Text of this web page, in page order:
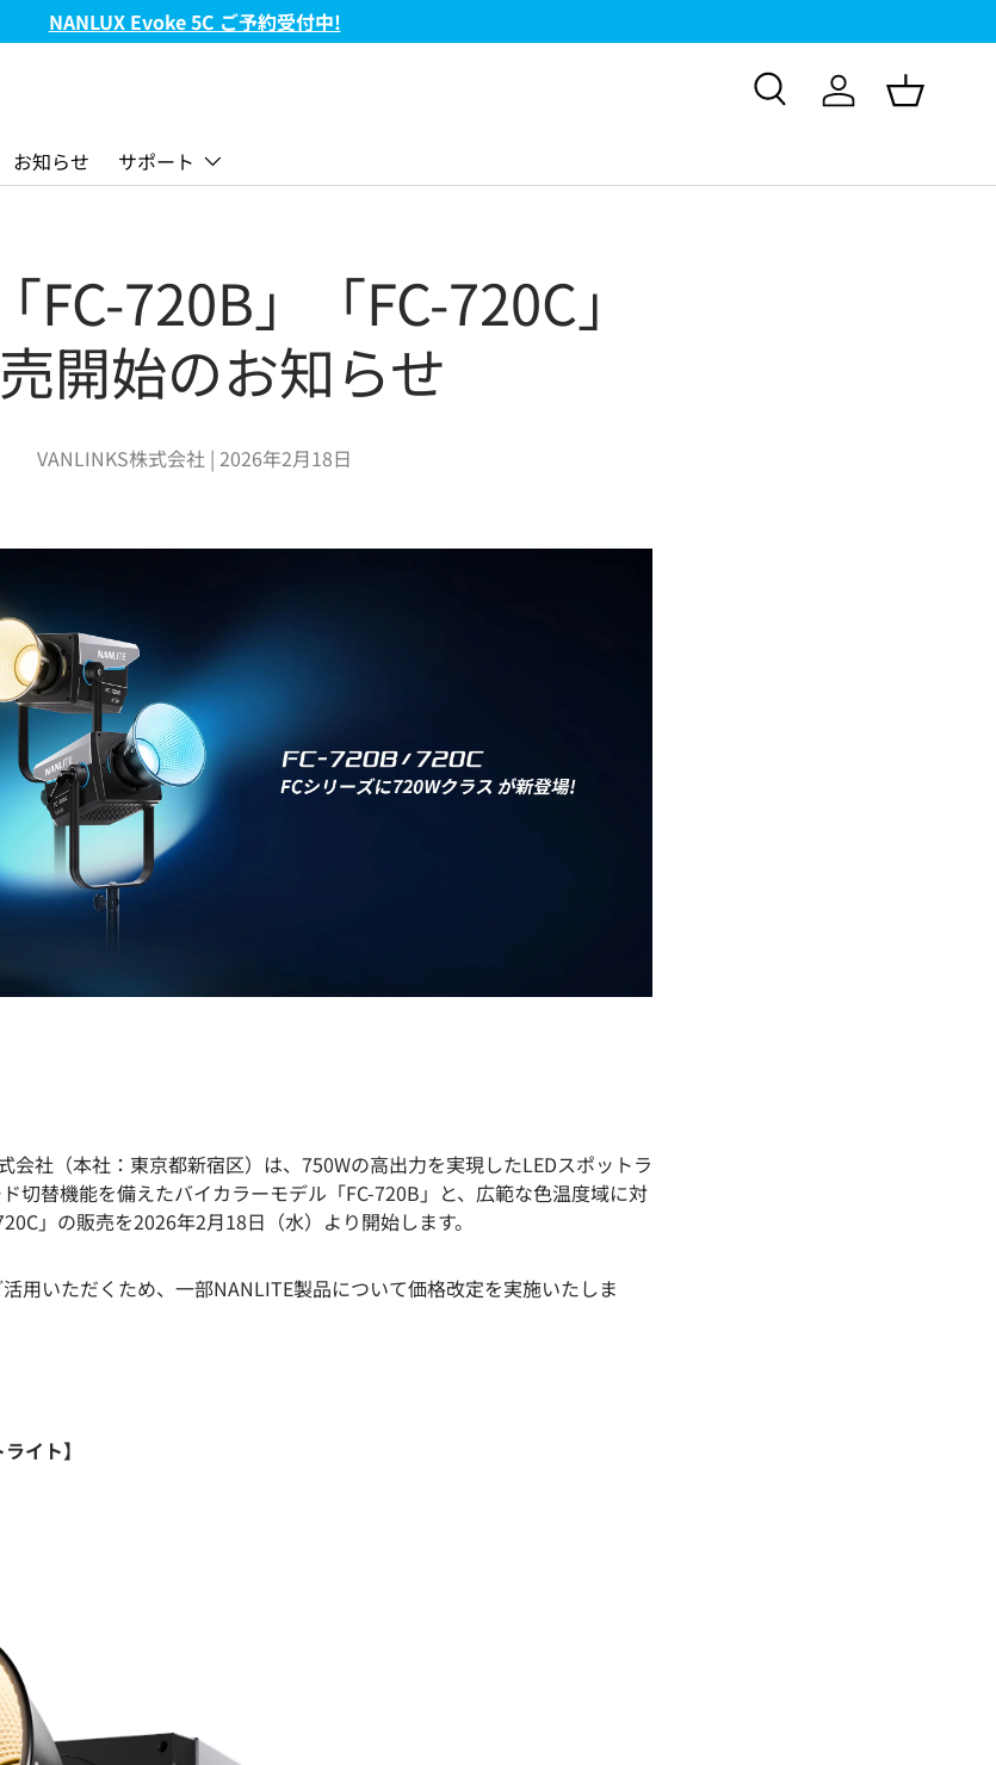
NANLUX Evoke 5C ご予約受付中!
検索 ログインバスケッ
お知らせ サポート
FC-720B」「FC-720C」
開始のお知らせ
VANLINKS株式会社 | 2026年2月18日
会社（本社：東京都新宿区）は、750Wの高出力を実現したLEDスポットラ
切替機能を備えたバイカラーモデル「FC-720B」と、広範な色温度域に対
」の販売を2026年2月18日（水）より開始します。
用いただくため、一部NANLITE製品について価格改定を実施いたしま
イト】